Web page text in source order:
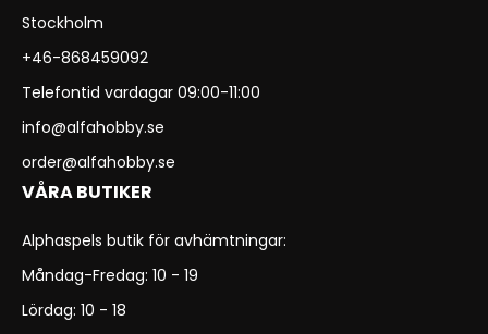
Stockholm
+46-868459092
Telefontid vardagar 09:00-11:00
info@alfahobby.se
order@alfahobby.se
VÅRA BUTIKER
Alphaspels butik för avhämtningar:
Måndag-Fredag: 10 - 19
Lördag: 10 - 18